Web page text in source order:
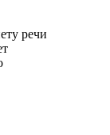
речи